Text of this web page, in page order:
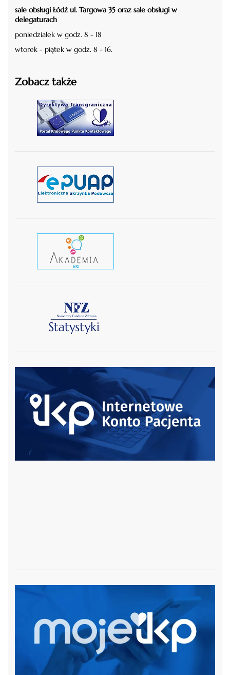
sale obsługi Łódź ul. Targowa 35 oraz sale obsługi w
delegaturach
poniedziałek w godz. 8 - 18
wtorek - piątek w godz. 8 - 16.
Zobacz także
czytaj więcej
czytaj więcej
czytaj więcej
czytaj więcej